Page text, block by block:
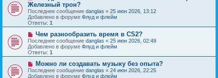
и
е
о
о
б
щ
е
н
и
е
о
в
о
е
с
о
о
б
щ
е
н
и
е
Железный трон?
Последнее сообщение danglas « 25 июн 2026, 13:12
Добавлено в форуме Флуд и флейм
Ответы: 1
Н
о
в
о
е
с
о
о
Чем разнообразить время в CS2?
Последнее сообщение danglas « 25 июн 2026, 02:49
Добавлено в форуме Флуд и флейм
Ответы: 1
Н
о
в
Можно ли создавать музыку без опыта?
Последнее сообщение danglas « 24 июн 2026, 22:25
Добавлено в форуме Флуд и флейм